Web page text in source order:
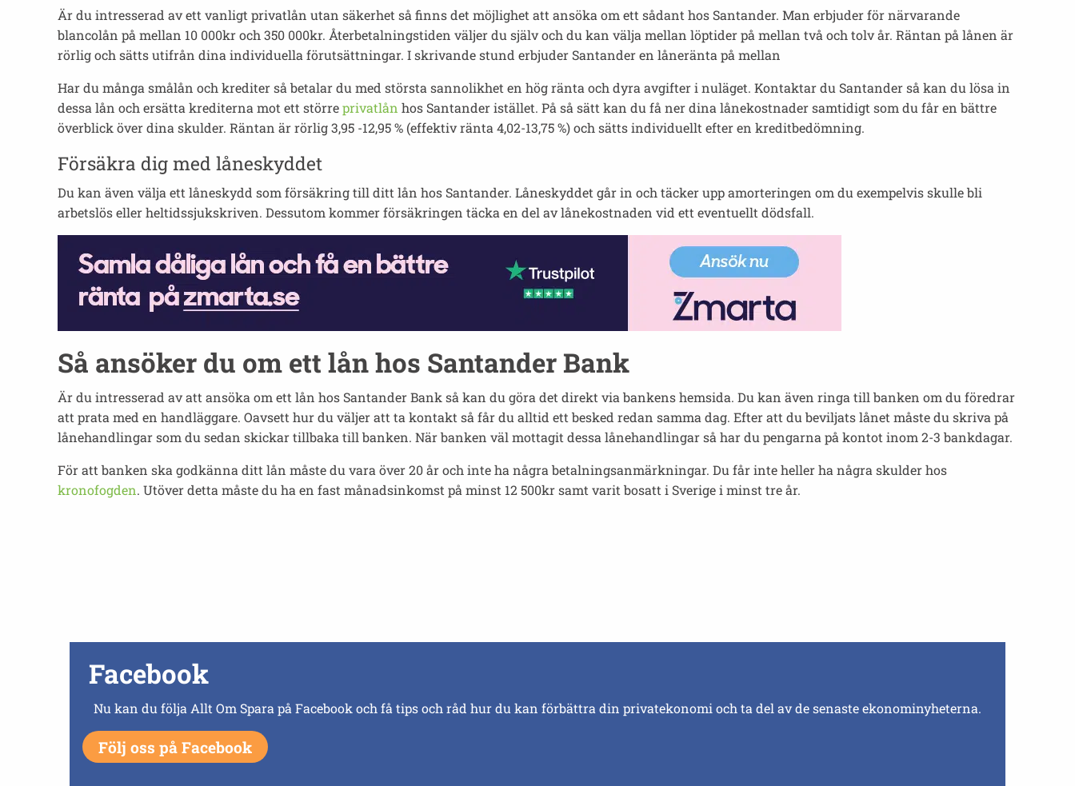
Är du intresserad av ett vanligt privatlån utan säkerhet så finns det möjlighet att ansöka om ett sådant hos Santander. Man erbjuder för närvarande
blancolån på mellan 10 000kr och 350 000kr. Återbetalningstiden väljer du själv och du kan välja mellan löptider på mellan två och tolv år. Räntan på lånen är
rörlig och sätts utifrån dina individuella förutsättningar. I skrivande stund erbjuder Santander en låneränta på mellan
Har du många smålån och krediter så betalar du med största sannolikhet en hög ränta och dyra avgifter i nuläget. Kontaktar du Santander så kan du lösa in
dessa lån och ersätta krediterna mot ett störreprivatlån hos Santander istället. På så sätt kan du få ner dina lånekostnader samtidigt som du får en bättre
överblick över dina skulder. Räntan är rörlig 3,95 -12,95 % (effektiv ränta 4,02-13,75 %) och sätts individuellt efter en kreditbedömning.
Försäkra dig med låneskyddet
Du kan även välja ett låneskydd som försäkring till ditt lån hos Santander. Låneskyddet går in och täcker upp amorteringen om du exempelvis skulle bli
arbetslös eller heltidssjukskriven. Dessutom kommer försäkringen täcka en del av lånekostnaden vid ett eventuellt dödsfall.
Så ansöker du om ett lån hos Santander Bank
Är du intresserad av att ansöka om ett lån hos Santander Bank så kan du göra det direkt via bankens hemsida. Du kan även ringa till banken om du föredrar
att prata med en handläggare. Oavsett hur du väljer att ta kontakt så får du alltid ett besked redan samma dag. Efter att du beviljats lånet måste du skriva på
lånehandlingar som du sedan skickar tillbaka till banken. När banken väl mottagit dessa lånehandlingar så har du pengarna på kontot inom 2-3 bankdagar.
För att banken ska godkänna ditt lån måste du vara över 20 år och inte ha några betalningsanmärkningar. Du får inte heller ha några skulder hos
kronofogden. Utöver detta måste du ha en fast månadsinkomst på minst 12 500kr samt varit bosatt i Sverige i minst tre år.
Facebook
Nu kan du följa Allt Om Spara på Facebook och få tips och råd hur du kan förbättra din privatekonomi och ta del av de senaste ekonominyheterna.
Följ oss på Facebook